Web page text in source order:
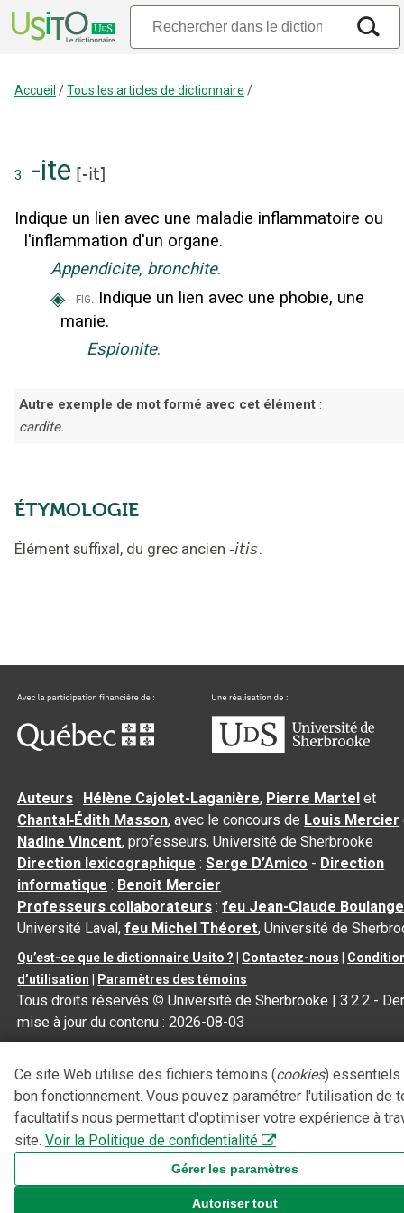
Accueil /Tous les articles de dictionnaire /
3. -ite [-it]
Indique un lien avec une maladie inflammatoire ou
l'inflammation d'un organe.
Appendicite, bronchite.
◈ fig. Indique un lien avec une phobie, une
manie.
Espionite.
Autre exemple de mot formé avec cet élément :
cardite.
ÉTYMOLOGIE
Élément suffixal, du grec ancien -itis.
Auteurs : Hélène Cajolet-Laganière, Pierre Martel et
Chantal‑Édith Masson, avec le concours de Louis Mercier
Nadine Vincent, professeurs, Université de Sherbrooke
Direction lexicographique :Serge D’Amico - Direction
informatique : Benoit Mercier
Professeurs collaborateurs :feu Jean-Claude
Université Laval,feu Michel Théoret, Université de
Qu’est-ce que le dictionnaire Usito ? Contactez-nous
d’utilisation
Paramètres des témoins
Tous droits réservés © Université de Sherbrooke |3.2.2 -
mise à jour du contenu :2026-08-03
Ce site Web utilise des fichiers témoins (cookies) essentiels
bon fonctionnement. Vous pouvez paramétrer l'utilisation de
facultatifs nous permettant d'optimiser votre expérience à
site. Voir la Politique de confidentialité
Gérer les paramètres
Autoriser tout